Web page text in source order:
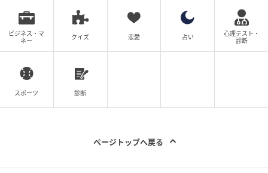
ビジネス・マ
ネー
クイズ 恋愛 占い
心理テスト・
診断
スポーツ 診断
ページトップへ戻る